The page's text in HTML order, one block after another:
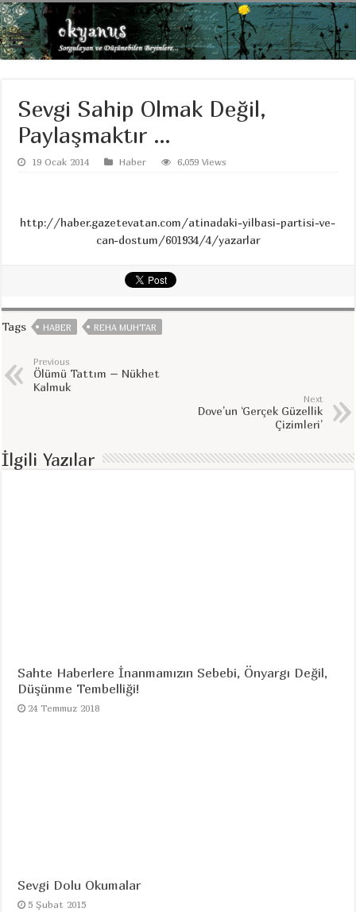
Sevgi Sahip Olmak Değil,
Paylaşmaktır …
19 Ocak 2014 Haber 6,059 Views
http://haber.gazetevatan.com/atinadaki-yilbasi-partisi-ve-
can-dostum/601934/4/yazarlar
Tags HABER REHA MUHTAR
Previous
Ölümü Tattım – Nükhet
Kalmuk
Next
Dove’un ‘Gerçek Güzellik
Çizimleri’
İlgili Yazılar
Sahte Haberlere İnanmamızın Sebebi, Önyargı Değil,
Düşünme Tembelliği!
24 Temmuz 2018
Sevgi Dolu Okumalar
5 Şubat 2015